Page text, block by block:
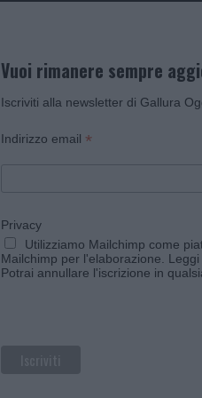
Vuoi rimanere sempre
Iscriviti alla newsletter di Gallura
Indirizzo email *
Privacy
Utilizziamo Mailchimp come
Mailchimp per l'elaborazione.
Potrai annullare l'iscrizione in